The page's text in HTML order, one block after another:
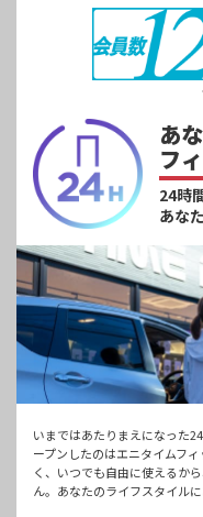
あ
フ
24時
あな
いまではあたりまえになった
ープンしたのはエニタイムフ
く、いつでも自由に使えるか
ん。あなたのライフスタイル